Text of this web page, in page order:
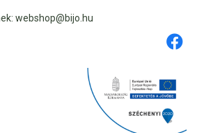
webshop@bijo.hu